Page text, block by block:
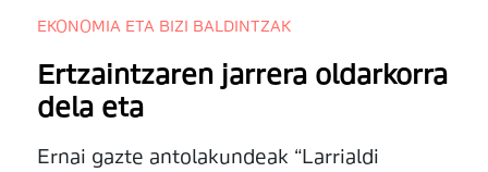
EKONOMIA ETA BIZI BALDINTZAK
Ertzaintzaren jarrera oldarkorra
dela eta
Ernai gazte antolakundeak “Larrialdi